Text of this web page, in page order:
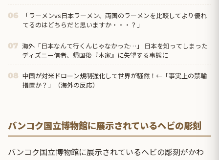
06
「ラーメンvs日本ラーメン、両国のラーメンを比較してより優れ
てるのはどちらだと思いますか・・・？」
07 海外「日本なんて行くんじゃなかった…」 日本を知ってしまった
ディズニー信者、帰国後『本家』に失望する事態に
08 中国が対米ドローン規制強化して世界が騒然！←「事実上の禁輸
措置か？」（海外の反応）
バンコク国立博物館に展示されているヘビの彫刻
バンコク国立博物館に展示されているヘビの彫刻がかわ